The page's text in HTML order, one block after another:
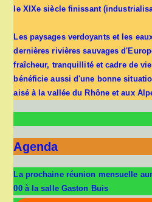
le XIXe siècle finissant
Les paysages verdoyants et les
dernières rivières sauvages
fraîcheur, tranquillité et cadre de
bénéficie aussi d'une bonne
aisé à la vallée du Rhône et aux
Agenda
La prochaine réunion mensuelle
00 à la salle Gaston Buis